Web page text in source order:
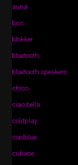
auna
bcc
blokker
bluetooth
bluetooth speakers
chico
ciao bella
coldplay
coolblue
cubase